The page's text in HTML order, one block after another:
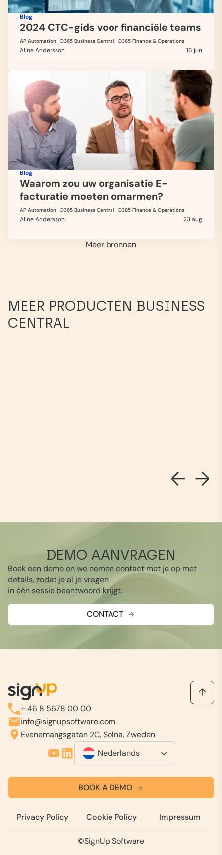
Blog
2024 CTC-gids voor financiële teams
AP Automation D365 Business Central D365 Finance & Operations
Aline Andersson 16 jun
Blog
Waarom zou uw organisatie E-
facturatie moeten omarmen?
AP Automation D365 Business Central D365 Finance & Operations
Aline Andersson 23 aug
Meer bronnen
MEER PRODUCTEN BUSINESS
CENTRAL
DEMO AANVRAGEN
Boek een demo en we nemen contact met je op met
details, zodat je al je vragen
in één sessie beantwoord krijgt.
CONTACT
+ 46 8 5678 00 00
info@signupsoftware.com
Evenemangsgatan 2C, Solna, Zweden
©SignUp Software
Privacy Policy Cookie Policy Impressum
BOOK A DEMO
Nederlands